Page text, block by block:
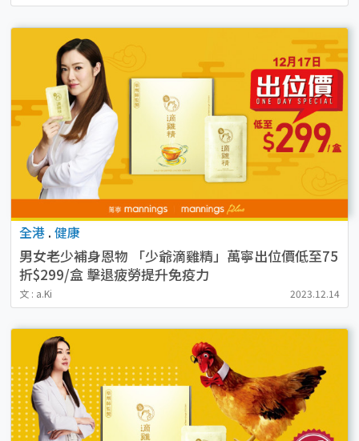
全港 . 健康
男女老少補身恩物 「少爺滴雞精」萬寧出位價低至75
折$299/盒 擊退疲勞提升免疫力
文 : a.Ki 2023.12.14